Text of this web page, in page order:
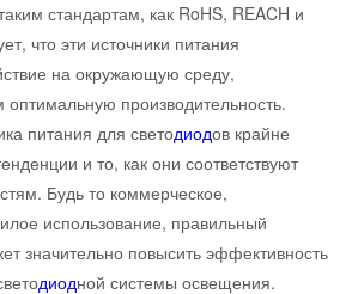
стандартам, как RoHS, REACH и
что эти источники питания
на окружающую среду,
производительность.
питания для светодиодов крайне
и то, как они соответствуют
Будь то коммерческое,
использование, правильный
значительно повысить эффективность
диодной системы освещения.